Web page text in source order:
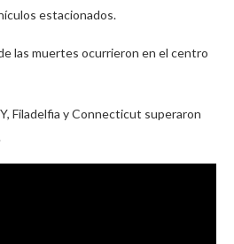
estacionados.
las muertes ocurrieron en el centro
Filadelfia y Connecticut superaron